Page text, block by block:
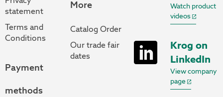
statement
Terms and
Conditions
Payment
methods
More
Catalog Order
Our trade fair
dates
Watch product
videos
Krog on
LinkedIn
View company
page